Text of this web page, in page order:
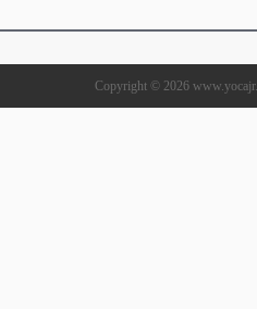
Copyright © 2026